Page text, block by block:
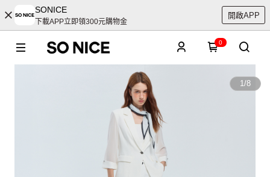
SONICE
下載APP立即領300元購物金
開啟APP
0
1/8